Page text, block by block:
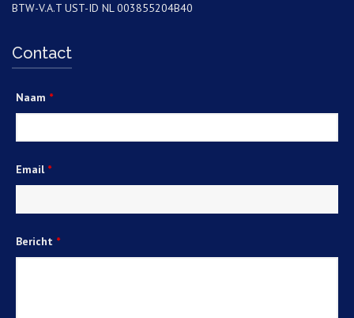
BTW-V.A.T UST-ID NL 003855204B40
Contact
Naam *
Email *
Bericht *